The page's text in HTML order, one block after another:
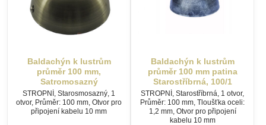
Baldachýn k lustrům
průměr 100 mm,
Satromosazný
STROPNÍ, Starosmosazný, 1
otvor, Průměr: 100 mm, Otvor pro
připojení kabelu 10 mm
Baldachýn k lustrům
průměr 100 mm patina
Starostříbrná, 100/1
STROPNÍ, Starostříbrná, 1 otvor,
Průměr: 100 mm, Tloušťka oceli:
1,2 mm, Otvor pro připojení
kabelu 10 mm